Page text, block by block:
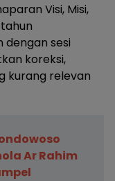
Visi, Misi,
dengan sesi
koreksi,
kurang relevan
Ar Rahim